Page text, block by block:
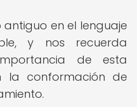
en el lenguaje
y nos recuerda
de esta
la conformación de